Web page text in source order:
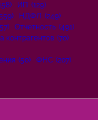
ИП (129)
НДФЛ (249)
Отчетность (491)
контрагентов (70)
(50) ФНС (207)